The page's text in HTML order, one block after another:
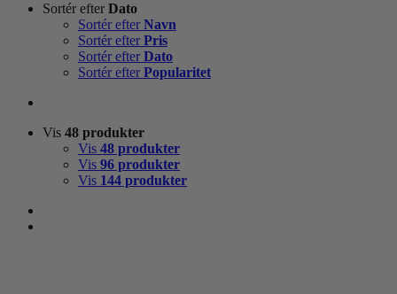
Sortér efter Dato
Sortér efter Navn
Sortér efter Pris
Sortér efter Dato
Sortér efter Popularitet
Vis 48 produkter
Vis 48 produkter
Vis 96 produkter
Vis 144 produkter